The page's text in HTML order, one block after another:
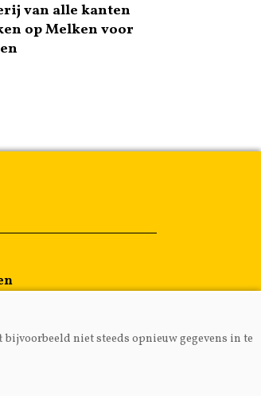
van alle kanten
op Melken voor
niet steeds opnieuw gegevens in te